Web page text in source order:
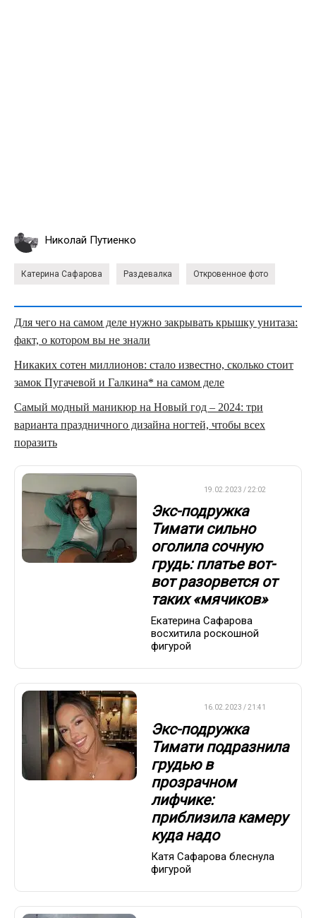
Николай Путиенко
Катерина Сафарова Раздевалка Откровенное фото
Для чего на самом деле нужно закрывать крышку унитаза:
факт, о котором вы не знали
Никаких сотен миллионов: стало известно, сколько стоит
замок Пугачевой и Галкина* на самом деле
Самый модный маникюр на Новый год – 2024: три
варианта праздничного дизайна ногтей, чтобы всех
поразить
19.02.2023 / 22:02
Экс-подружка
Тимати сильно
оголила сочную
грудь: платье вот-
вот разорвется от
таких «мячиков»
Екатерина Сафарова
восхитила роскошной
фигурой
16.02.2023 / 21:41
Экс-подружка
Тимати подразнила
грудью в
прозрачном
лифчике:
приблизила камеру
куда надо
Катя Сафарова блеснула
фигурой